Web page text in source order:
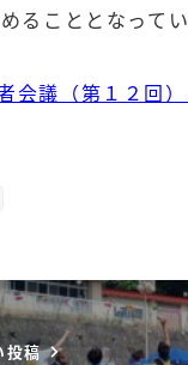
こととなってい
会議（第１２回
投稿